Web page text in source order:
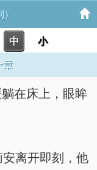
中 小
章
在床上，眼眸
离开即刻，他